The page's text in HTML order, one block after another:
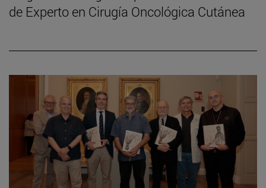
de Experto en Cirugía Oncológica Cutánea